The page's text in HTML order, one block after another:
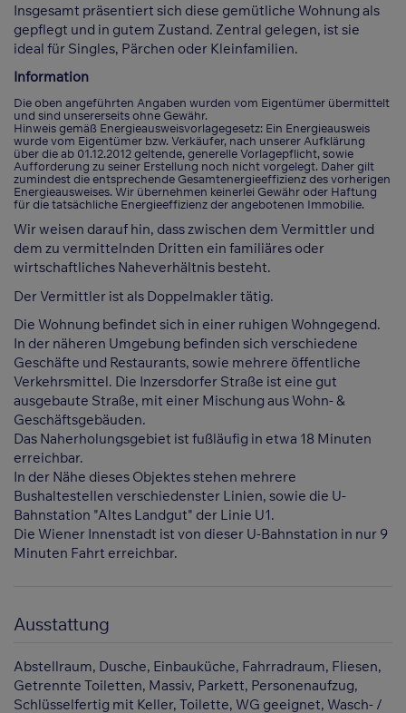
Insgesamt präsentiert sich diese gemütliche Wohnung als
gepflegt und in gutem Zustand. Zentral gelegen, ist sie
ideal für Singles, Pärchen oder Kleinfamilien.
Information
Die oben angeführten Angaben wurden vom Eigentümer übermittelt
und sind unsererseits ohne Gewähr.
Hinweis gemäß Energieausweisvorlagegesetz: Ein Energieausweis
wurde vom Eigentümer bzw. Verkäufer, nach unserer Aufklärung
über die ab 01.12.2012 geltende, generelle Vorlagepflicht, sowie
Aufforderung zu seiner Erstellung noch nicht vorgelegt. Daher gilt
zumindest die entsprechende Gesamtenergieeffizienz des vorherigen
Energieausweises. Wir übernehmen keinerlei Gewähr oder Haftung
für die tatsächliche Energieeffizienz der angebotenen Immobilie.
Wir weisen darauf hin, dass zwischen dem Vermittler und
dem zu vermittelnden Dritten ein familiäres oder
wirtschaftliches Naheverhältnis besteht.
Der Vermittler ist als Doppelmakler tätig.
Die Wohnung befindet sich in einer ruhigen Wohngegend.
In der näheren Umgebung befinden sich verschiedene
Geschäfte und Restaurants, sowie mehrere öffentliche
Verkehrsmittel. Die Inzersdorfer Straße ist eine gut
ausgebaute Straße, mit einer Mischung aus Wohn- &
Geschäftsgebäuden.
Das Naherholungsgebiet ist fußläufig in etwa 18 Minuten
erreichbar.
In der Nähe dieses Objektes stehen mehrere
Bushaltestellen verschiedenster Linien, sowie die U-
Bahnstation "Altes Landgut" der Linie U1.
Die Wiener Innenstadt ist von dieser U-Bahnstation in nur 9
Minuten Fahrt erreichbar.
Ausstattung
Abstellraum Dusche Einbauküche Fahrradraum Fliesen
Getrennte Toiletten Massiv Parkett Personenaufzug
Schlüsselfertig mit Keller Toilette WG geeignet Wasch- /